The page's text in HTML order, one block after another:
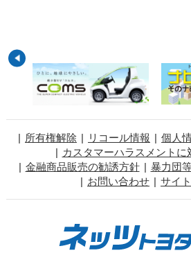
所有権解除 リコール情報
個人
カスタマーハラスメントに
金融商品販売の勧誘方針
暴力団
お問い合わせ
サイ